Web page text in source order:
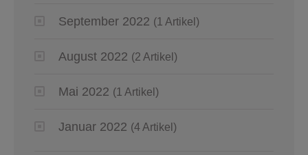
September 2022 (1 Artikel)
August 2022 (2 Artikel)
Mai 2022 (1 Artikel)
Januar 2022 (4 Artikel)